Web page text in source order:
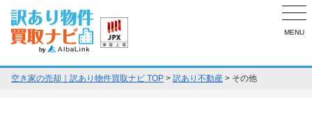
MENU
空き家の売却｜訳あり物件買取ナビ TOP > 訳あり不動産 > その他